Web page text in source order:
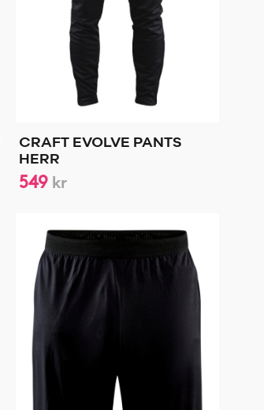
CRAFT EVOLVE PANTS
HERR
549 kr